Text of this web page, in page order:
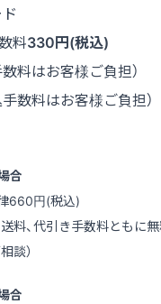
料330円(税込)
料はお客様ご負担）
数料はお客様ご負担）
合
660円(税込)
料、代引き手数料ともに無
談）
合